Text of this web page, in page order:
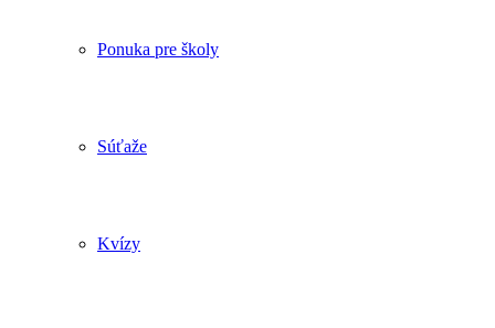
Ponuka pre školy
Súťaže
Kvízy